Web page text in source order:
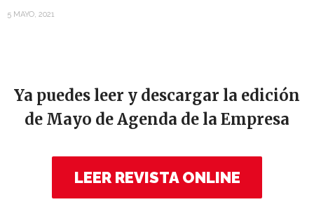
5 MAYO, 2021
Ya puedes leer y descargar la edición
de Mayo de Agenda de la Empresa
LEER REVISTA ONLINE